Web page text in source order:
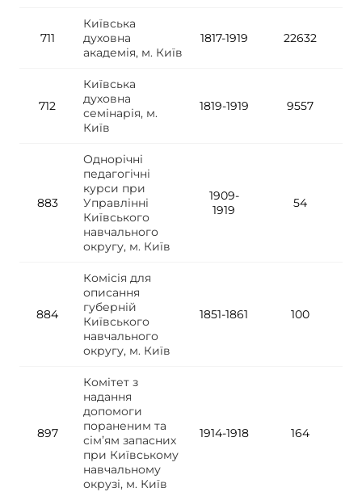
711
Київська
духовна
академія, м. Київ
1817-1919 22632
712
Київська
духовна
семінарія, м.
Київ
1819-1919 9557
883
Однорічні
педагогічні
курси при
Управлінні
Київського
навчального
округу, м. Київ
1909-
1919
54
884
Комісія для
описання
губерній
Київського
навчального
округу, м. Київ
1851-1861 100
897
Комітет з
надання
допомоги
пораненим та
сім’ям запасних
при Київському
навчальному
окрузі, м. Київ
1914-1918 164